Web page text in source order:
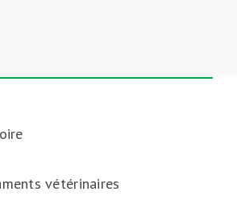
vétérinaires